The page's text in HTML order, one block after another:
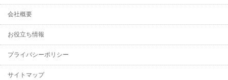
会社概要
お役立ち情報
プライバシーポリシー
サイトマップ